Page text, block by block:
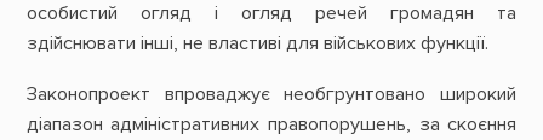
особистий огляд і огляд речей громадян та
здійснювати інші, не властиві для військових функції.
Законопроект впроваджує необгрунтовано широкий
діапазон адміністративних правопорушень, за скоєння